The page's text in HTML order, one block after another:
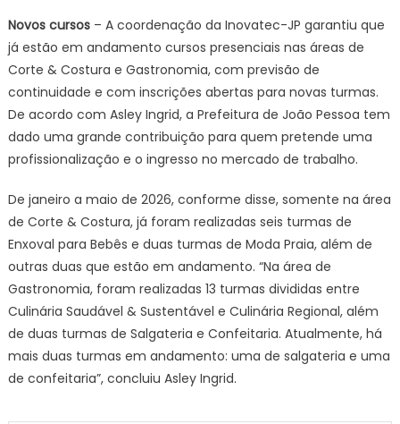
Novos cursos– A coordenação da Inovatec-JP garantiu que
já estão em andamento cursos presenciais nas áreas de
Corte & Costura e Gastronomia, com previsão de
continuidade e com inscrições abertas para novas turmas.
De acordo com Asley Ingrid, a Prefeitura de João Pessoa tem
dado uma grande contribuição para quem pretende uma
profissionalização e o ingresso no mercado de trabalho.
De janeiro a maio de 2026, conforme disse, somente na área
de Corte & Costura, já foram realizadas seis turmas de
Enxoval para Bebês e duas turmas de Moda Praia, além de
outras duas que estão em andamento. “Na área de
Gastronomia, foram realizadas 13 turmas divididas entre
Culinária Saudável & Sustentável e Culinária Regional, além
de duas turmas de Salgateria e Confeitaria. Atualmente, há
mais duas turmas em andamento: uma de salgateria e uma
de confeitaria”, concluiu Asley Ingrid.